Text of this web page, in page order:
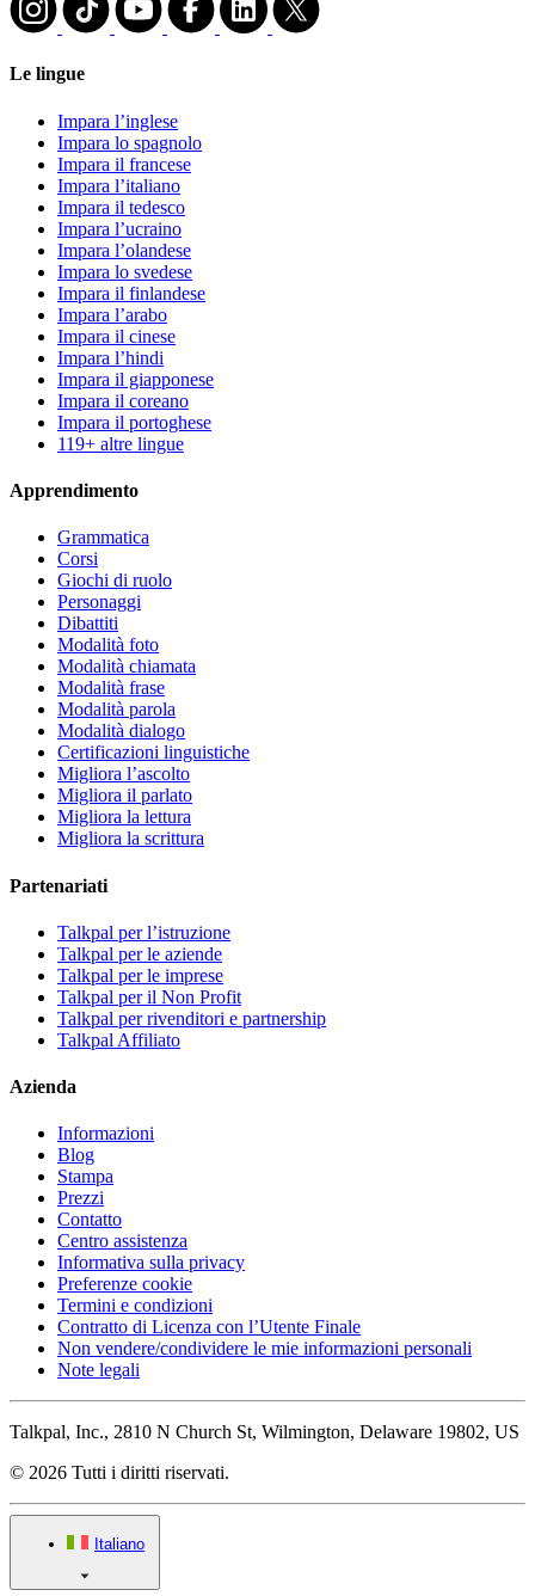
Le lingue
Impara l’inglese
Impara lo spagnolo
Impara il francese
Impara l’italiano
Impara il tedesco
Impara l’ucraino
Impara l’olandese
Impara lo svedese
Impara il finlandese
Impara l’arabo
Impara il cinese
Impara l’hindi
Impara il giapponese
Impara il coreano
Impara il portoghese
119+ altre lingue
Apprendimento
Grammatica
Corsi
Giochi di ruolo
Personaggi
Dibattiti
Modalità foto
Modalità chiamata
Modalità frase
Modalità parola
Modalità dialogo
Certificazioni linguistiche
Migliora l’ascolto
Migliora il parlato
Migliora la lettura
Migliora la scrittura
Partenariati
Talkpal per l’istruzione
Talkpal per le aziende
Talkpal per le imprese
Talkpal per il Non Profit
Talkpal per rivenditori e partnership
Talkpal Affiliato
Azienda
Informazioni
Blog
Stampa
Prezzi
Contatto
Centro assistenza
Informativa sulla privacy
Preferenze cookie
Termini e condizioni
Contratto di Licenza con l’Utente Finale
Non vendere/condividere le mie informazioni personali
Note legali
Talkpal, Inc., 2810 N Church St, Wilmington, Delaware 19802, US
© 2026 Tutti i diritti riservati.
Italiano